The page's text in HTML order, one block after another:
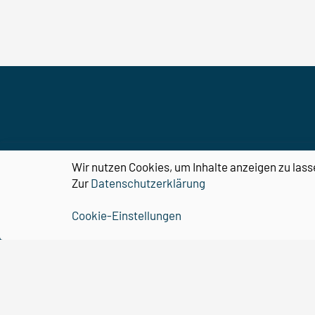
CBBS
Organisation
Forschung
Wir nutzen Cookies, um Inhalte anzeigen zu
Zur Datenschutzerklärung
Cookie-Einstellungen